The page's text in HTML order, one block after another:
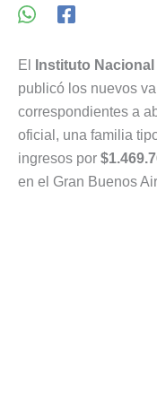
El Instituto
publicó los nuevos
correspondientes a
oficial, una familia
ingresos por
en el Gran Buenos